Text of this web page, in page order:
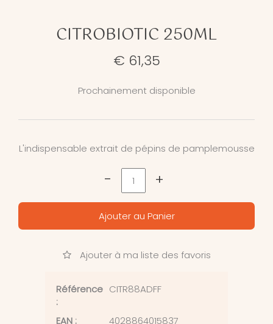
CITROBIOTIC 250ML
€ 61,35
Prochainement disponible
L'indispensable extrait de pépins de pamplemousse
- +
Ajouter au Panier
Ajouter à ma liste des favoris
Référence
:
CITR88ADFF
EAN :
4028864015837